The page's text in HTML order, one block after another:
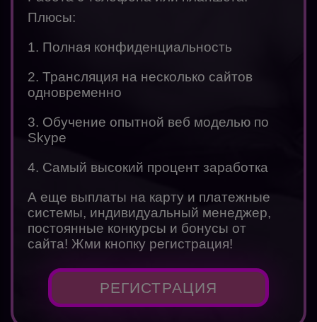
Плюсы:
1. Полная конфиденциальность
2. Трансляция на несколько сайтов
одновременно
3. Обучение опытной веб моделью по
Skype
4. Самый высокий процент заработка
А еще выплаты на карту и платежные
системы, индивидуальный менеджер,
постоянные конкурсы и бонусы от
сайта! Жми кнопку регистрация!
РЕГИСТРАЦИЯ